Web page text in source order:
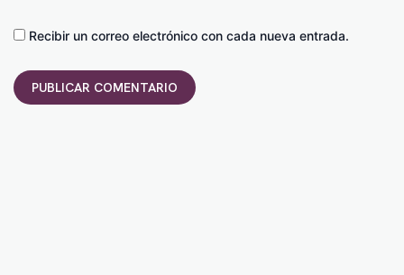
Recibir un correo electrónico con cada nueva entrada.